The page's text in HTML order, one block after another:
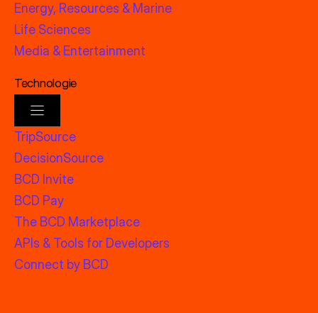
Energy, Resources & Marine
Life Sciences
Media & Entertainment
Technologie
TripSource
DecisionSource
BCD Invite
BCD Pay
The BCD Marketplace
APIs & Tools for Developers
Connect by BCD